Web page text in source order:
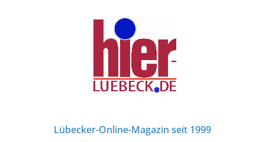
Lübecker-Online-Magazin seit 1999